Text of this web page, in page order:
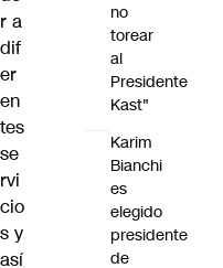
r a
dif
er
en
tes
se
rvi
cio
s y
así
no
torear
al
Presidente
Kast"
Karim
Bianchi
es
elegido
presidente
de